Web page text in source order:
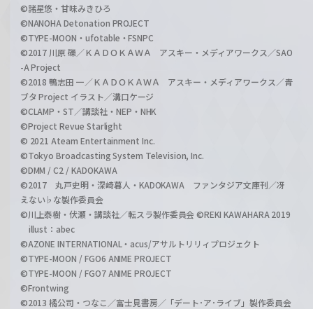
©諸星悠・甘味みきひろ
©NANOHA Detonation PROJECT
©TYPE-MOON・ufotable・FSNPC
©2017 川原 礫／ＫＡＤＯＫＡＷＡ アスキー・メディアワークス／SAO
-A Project
©2018 鴨志田 一／ＫＡＤＯＫＡＷＡ アスキー・メディアワークス／青
ブタ Project イラスト／溝口ケージ
©CLAMP・ST／講談社・NEP・NHK
©Project Revue Starlight
© 2021 Ateam Entertainment Inc.
©Tokyo Broadcasting System Television, Inc.
©DMM / C2 / KADOKAWA
©2017 丸戸史明・深崎暮人・KADOKAWA ファンタジア文庫刊／冴
えない♭な製作委員会
©川上泰樹・伏瀬・講談社／転スラ製作委員会 ©REKI KAWAHARA 2019
illust：abec
©AZONE INTERNATIONAL・acus/アサルトリリィプロジェクト
©TYPE-MOON / FGO6 ANIME PROJECT
©TYPE-MOON / FGO7 ANIME PROJECT
©Frontwing
©2013 橘公司・つなこ／富士見書房／「デート･ア･ライブ」製作委員会